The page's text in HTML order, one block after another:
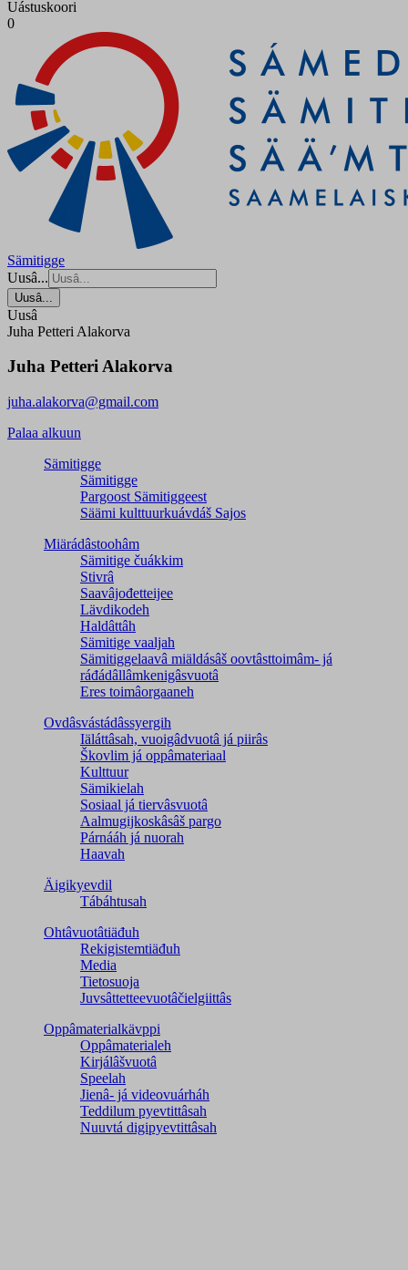
Uástuskoori
0
Sämitigge
Uusâ...
Uusâ...
Uusâ
Juha Petteri Alakorva
Juha Petteri Alakorva
juha.alakorva@gmail.com
Palaa alkuun
Sämitigge
Sämitigge
Pargoost Sämitiggeest
Säämi kulttuurkuávdáš Sajos
Miärádâstoohâm
Sämitige čuákkim
Stivrâ
Saavâjođetteijee
Lävdikodeh
Haldâttâh
Sämitige vaaljah
Sämitiggelaavâ miäldásâš oovtâsttoimâm- já
ráđádâllâmkenigâsvuotâ
Eres toimâorgaaneh
Ovdâsvástádâssyergih
Iäláttâsah, vuoigâdvuotâ já piirâs
Škovlim já oppâmateriaal
Kulttuur
Sämikielah
Sosiaal já tiervâsvuotâ
Aalmugijkoskâsâš pargo
Párnááh já nuorah
Haavah
Äigikyevdil
Tábáhtusah
Ohtâvuotâtiäđuh
Rekigistemtiäđuh
Media
Tietosuoja
Juvsâttetteevuotâčielgiittâs
Oppâmaterialkävppi
Oppâmaterialeh
Kirjálâšvuotâ
Speelah
Jienâ- já videovuárháh
Teddilum pyevtittâsah
Nuuvtá digipyevtittâsah